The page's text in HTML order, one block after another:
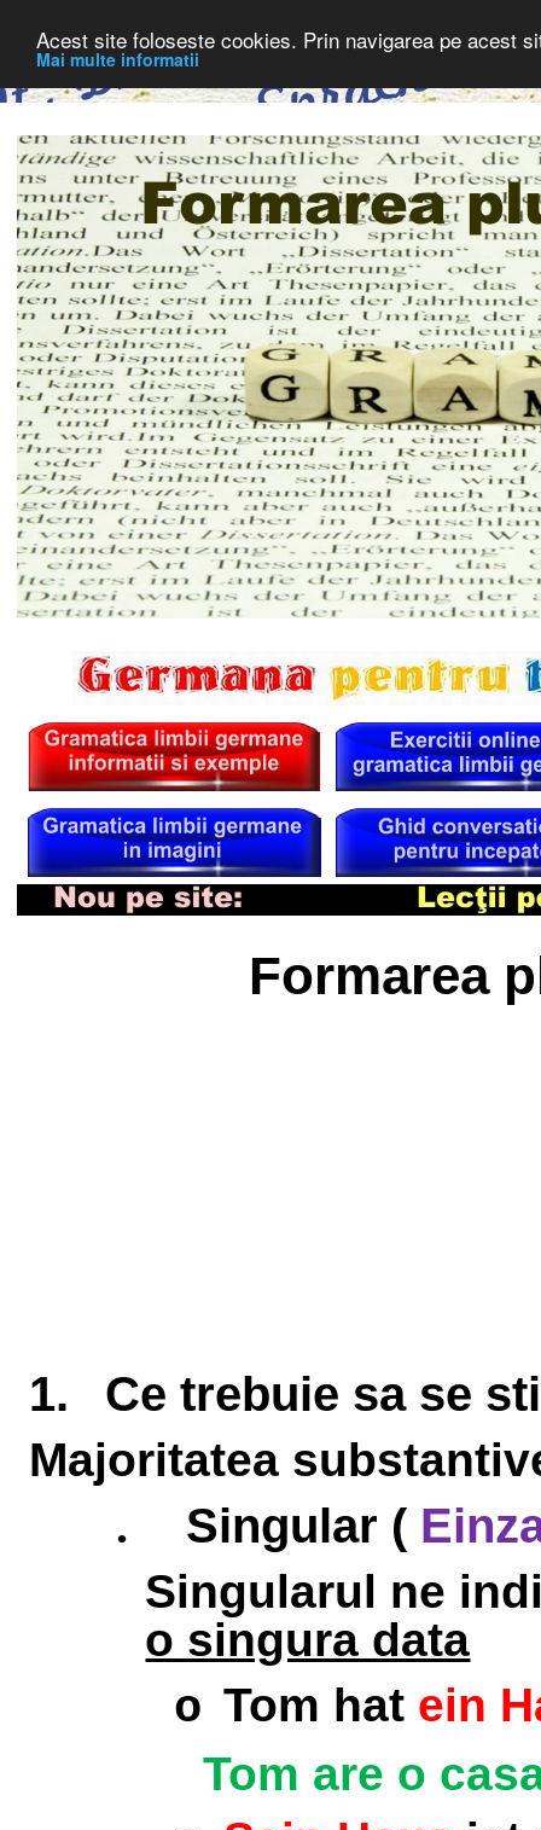
Acest site foloseste cookies. Prin navigarea pe acest
Mai multe informatii
Formarea
1. Ce trebuie sa se
Majoritatea
. Singular (
Singularul ne
o singura data
o Tom hat ein
Tom are o